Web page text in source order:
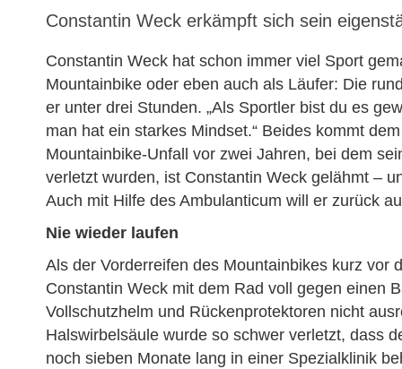
Constantin Weck erkämpft sich sein
Constantin Weck hat schon immer viel Sport
Mountainbike oder eben auch als Läufer: Die
er unter drei Stunden. „Als Sportler bist du es
man hat ein starkes Mindset.“ Beides kommt
Mountainbike-Unfall vor zwei Jahren, bei dem
verletzt wurden, ist Constantin Weck gelähmt –
Auch mit Hilfe des Ambulanticum will er zurück
Nie wieder laufen
Als der Vorderreifen des Mountainbikes kurz vor
Constantin Weck mit dem Rad voll gegen einen
Vollschutzhelm und Rückenprotektoren nicht
Halswirbelsäule wurde so schwer verletzt, dass
noch sieben Monate lang in einer Spezialklinik